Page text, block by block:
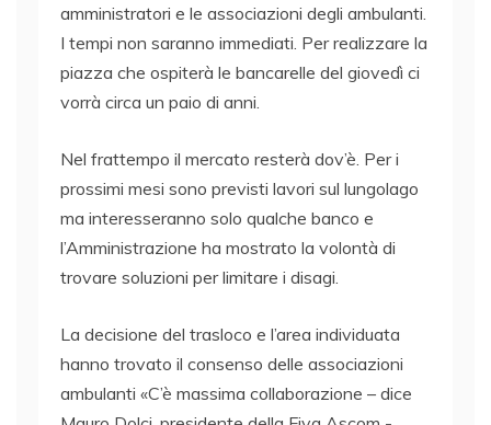
amministratori e le associazioni degli ambulanti.
I tempi non saranno immediati. Per realizzare la
piazza che ospiterà le bancarelle del giovedì ci
vorrà circa un paio di anni.
Nel frattempo il mercato resterà dov’è. Per i
prossimi mesi sono previsti lavori sul lungolago
ma interesseranno solo qualche banco e
l’Amministrazione ha mostrato la volontà di
trovare soluzioni per limitare i disagi.
La decisione del trasloco e l’area individuata
hanno trovato il consenso delle associazioni
ambulanti «C’è massima collaborazione – dice